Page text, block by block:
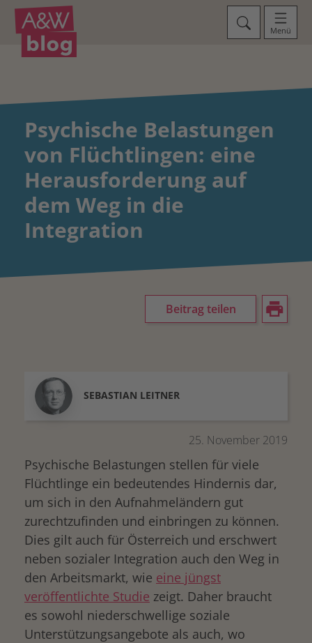
Menü
Psychische Belastungen
von Flüchtlingen: eine
Herausforderung auf
dem Weg in die
Integration
Beitrag teilen
SEBASTIAN LEITNER
25. November 2019
Psychische Belastungen stellen für viele
Flüchtlinge ein bedeutendes Hindernis dar,
um sich in den Aufnahmeländern gut
zurechtzufinden und einbringen zu können.
Dies gilt auch für Österreich und erschwert
neben sozialer Integration auch den Weg in
den Arbeitsmarkt, wie eine jüngst
veröffentlichte Studie zeigt. Daher braucht
es sowohl niederschwellige soziale
Unterstützungsangebote als auch, wo